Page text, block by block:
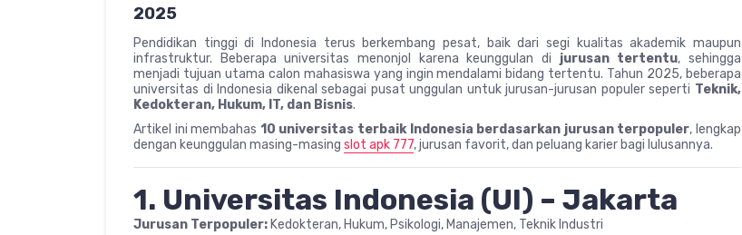
2025
Pendidikan tinggi di Indonesia terus berkembang pesat, baik dari segi kualitas akademik maupun
infrastruktur. Beberapa universitas menonjol karena keunggulan di jurusan tertentu, sehingga
menjadi tujuan utama calon mahasiswa yang ingin mendalami bidang tertentu. Tahun 2025, beberapa
universitas di Indonesia dikenal sebagai pusat unggulan untuk jurusan-jurusan populer seperti Teknik,
Kedokteran, Hukum, IT, dan Bisnis.
Artikel ini membahas 10 universitas terbaik Indonesia berdasarkan jurusan terpopuler, lengkap
dengan keunggulan masing-masing slot apk 777, jurusan favorit, dan peluang karier bagi lulusannya.
1. Universitas Indonesia (UI) – Jakarta
Jurusan Terpopuler: Kedokteran, Hukum, Psikologi, Manajemen, Teknik Industri